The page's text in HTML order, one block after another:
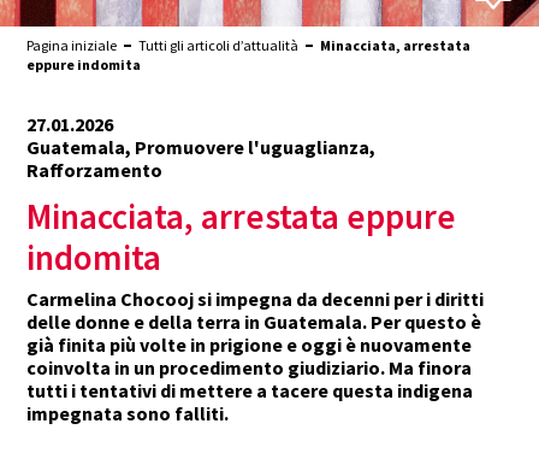
Pagina iniziale Tutti gli articoli d’attualità
Minacciata, arrestata
eppure indomita
27.01.2026
Guatemala, Promuovere l'uguaglianza,
Rafforzamento
Minacciata, arrestata eppure
indomita
Carmelina Chocooj si impegna da decenni per i diritti
delle donne e della terra in Guatemala. Per questo è
già finita più volte in prigione e oggi è nuovamente
coinvolta in un procedimento giudiziario. Ma finora
tutti i tentativi di mettere a tacere questa indigena
impegnata sono falliti.